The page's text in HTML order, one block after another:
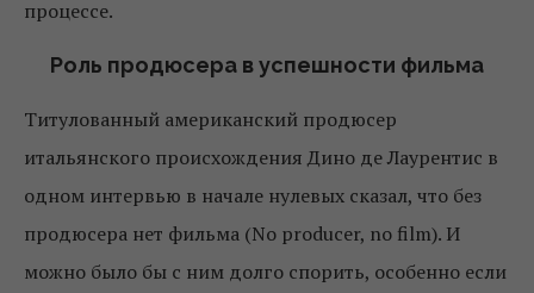
процессе.
Роль продюсера в успешности фильма
Титулованный американский продюсер
итальянского происхождения Дино де Лаурентис в
одном интервью в начале нулевых сказал, что без
продюсера нет фильма (No producer, no film). И
можно было бы с ним долго спорить, особенно если